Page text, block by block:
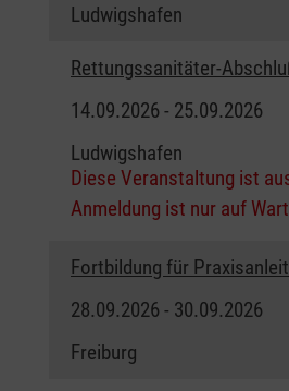
Ludwigshafen
Rettungssanitäter-
14.09.2026 - 25.09.2026
Ludwigshafen
Diese Veranstaltung ist
Anmeldung ist nur auf
Fortbildung für
28.09.2026 - 30.09.2026
Freiburg